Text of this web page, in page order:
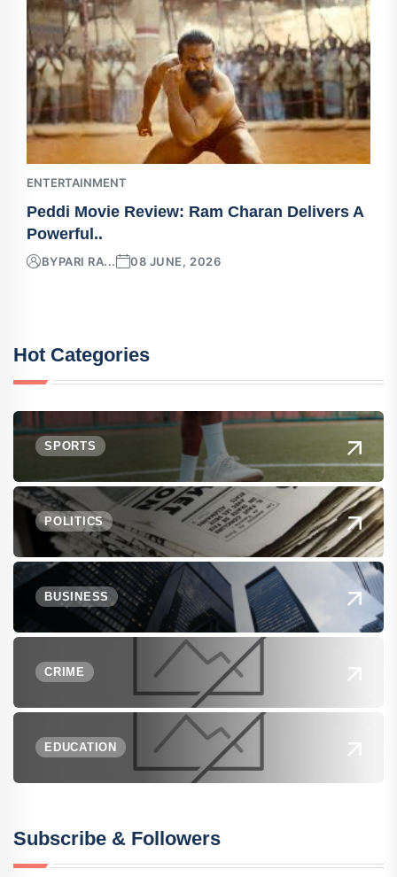
ENTERTAINMENT
Peddi Movie Review: Ram Charan Delivers A
Powerful..
BYPARI RA... 08 JUNE, 2026
Hot Categories
SPORTS
POLITICS
BUSINESS
CRIME
EDUCATION
Subscribe & Followers